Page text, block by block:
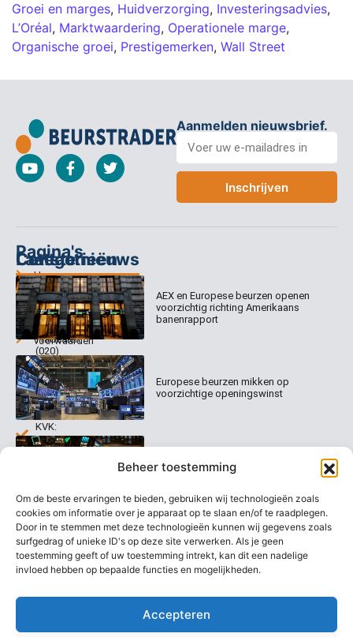
Beheer toestemming
Om de beste ervaringen te bieden, gebruiken wij technologieën zoals
cookies om informatie over je apparaat op te slaan en/of te raadplegen.
Door in te stemmen met deze technologieën kunnen wij gegevens zoals
surfgedrag of unieke ID's op deze site verwerken. Als je geen
toestemming geeft of uw toestemming intrekt, kan dit een nadelige
invloed hebben op bepaalde functies en mogelijkheden.
Accepteren
Groei en marges, Huidverzorging, Investeringsadvies,
L’Oréal, Marktwaardering, Operationele marge,
Organische groei, Prestigemerken, Wall Street
Aanmelden nieuwsbrief.
Inschrijven
Pagina's
Home
Abonnementen
Dagcommentaar
Tradealert
Organisatie
Contact
Categorieën
Columns
Dagcommentaar
Algemene
voorwaarden
Disclaimer
Welk
abonnement
kiezen
Contact
Keizersgracht
520
1017 EK
Amsterdam
(020)
231
0020
info@beurstrader.nl
KVK:
99197022
Laatste nieuws
AEX en Europese beurzen openen
voorzichtig richting Amerikaans
banenrapport
Europese beurzen mikken op
voorzichtige openingswinst
Europese beurzen blijven dicht bij
recordstanden
AEX nadert opnieuw zijn hoogste
niveau ooit